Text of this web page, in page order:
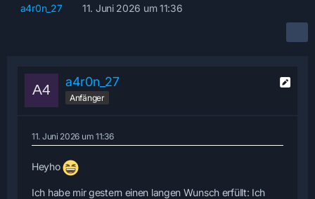
a4r0n_27 11. Juni 2026 um 11:36
a4r0n_27
Anfänger
11. Juni 2026 um 11:36
Heyho
Ich habe mir gestern einen langen Wunsch erfüllt: Ich